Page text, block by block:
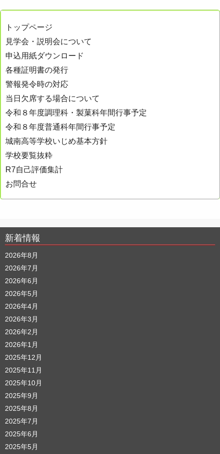
トップページ
見学会・説明会について
申込用紙ダウンロード
各種証明書の発行
警報発令時の対応
当日欠席する場合について
令和８年度調理科・製菓科年間行事予定
令和８年度普通科年間行事予定
城南高等学校いじめ基本方針
学校要覧抜粋
R7自己評価集計
お問合せ
新着情報
2026年8月
2026年7月
2026年6月
2026年5月
2026年4月
2026年3月
2026年2月
2026年1月
2025年12月
2025年11月
2025年10月
2025年9月
2025年8月
2025年7月
2025年6月
2025年5月